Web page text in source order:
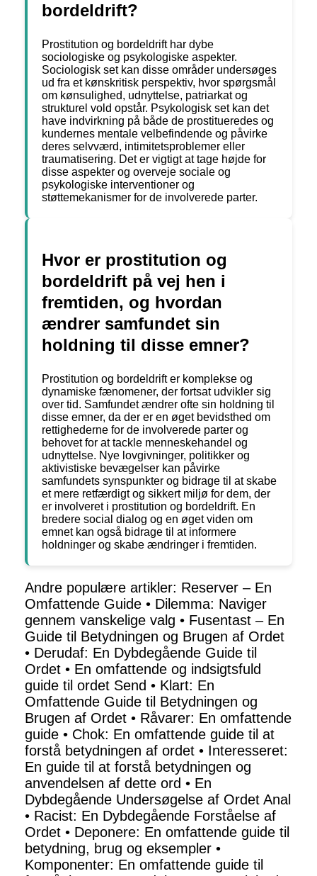
bordeldrift?
Prostitution og bordeldrift har dybe
sociologiske og psykologiske aspekter.
Sociologisk set kan disse områder undersøges
ud fra et kønskritisk perspektiv, hvor spørgsmål
om kønsulighed, udnyttelse, patriarkat og
strukturel vold opstår. Psykologisk set kan det
have indvirkning på både de prostitueredes og
kundernes mentale velbefindende og påvirke
deres selvværd, intimitetsproblemer eller
traumatisering. Det er vigtigt at tage højde for
disse aspekter og overveje sociale og
psykologiske interventioner og
støttemekanismer for de involverede parter.
Hvor er prostitution og
bordeldrift på vej hen i
fremtiden, og hvordan
ændrer samfundet sin
holdning til disse emner?
Prostitution og bordeldrift er komplekse og
dynamiske fænomener, der fortsat udvikler sig
over tid. Samfundet ændrer ofte sin holdning til
disse emner, da der er en øget bevidsthed om
rettighederne for de involverede parter og
behovet for at tackle menneskehandel og
udnyttelse. Nye lovgivninger, politikker og
aktivistiske bevægelser kan påvirke
samfundets synspunkter og bidrage til at skabe
et mere retfærdigt og sikkert miljø for dem, der
er involveret i prostitution og bordeldrift. En
bredere social dialog og en øget viden om
emnet kan også bidrage til at informere
holdninger og skabe ændringer i fremtiden.
Andre populære artikler: Reserver – En
Omfattende Guide • Dilemma: Naviger
gennem vanskelige valg • Fusentast – En
Guide til Betydningen og Brugen af Ordet
• Derudaf: En Dybdegående Guide til
Ordet • En omfattende og indsigtsfuld
guide til ordet Send • Klart: En
Omfattende Guide til Betydningen og
Brugen af Ordet • Råvarer: En omfattende
guide • Chok: En omfattende guide til at
forstå betydningen af ordet • Interesseret:
En guide til at forstå betydningen og
anvendelsen af dette ord • En
Dybdegående Undersøgelse af Ordet Anal
• Racist: En Dybdegående Forståelse af
Ordet • Deponere: En omfattende guide til
betydning, brug og eksempler •
Komponenter: En omfattende guide til